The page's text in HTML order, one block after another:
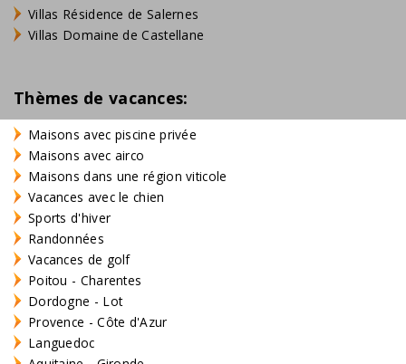
Villas Résidence de Salernes
Villas Domaine de Castellane
Thèmes de vacances:
Maisons avec piscine privée
Maisons avec airco
Maisons dans une région viticole
Vacances avec le chien
Sports d'hiver
Randonnées
Vacances de golf
Poitou - Charentes
Dordogne - Lot
Provence - Côte d'Azur
Languedoc